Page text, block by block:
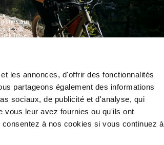
les annonces, d'offrir des fonctionnalités
partageons également des informations
sociaux, de publicité et d'analyse, qui
vous leur avez fournies ou qu'ils ont
à nos cookies si vous continuez à